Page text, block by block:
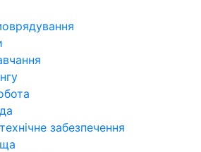
забезпечення